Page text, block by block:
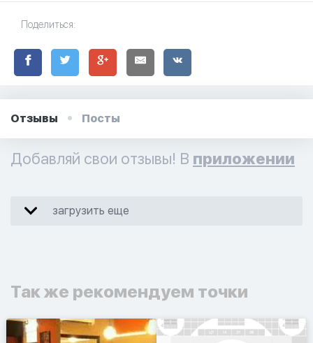
Поделиться:
Отзывы Посты
Добавляй свои отзывы! В приложении
загрузить еще
Так же рекомендуем точки